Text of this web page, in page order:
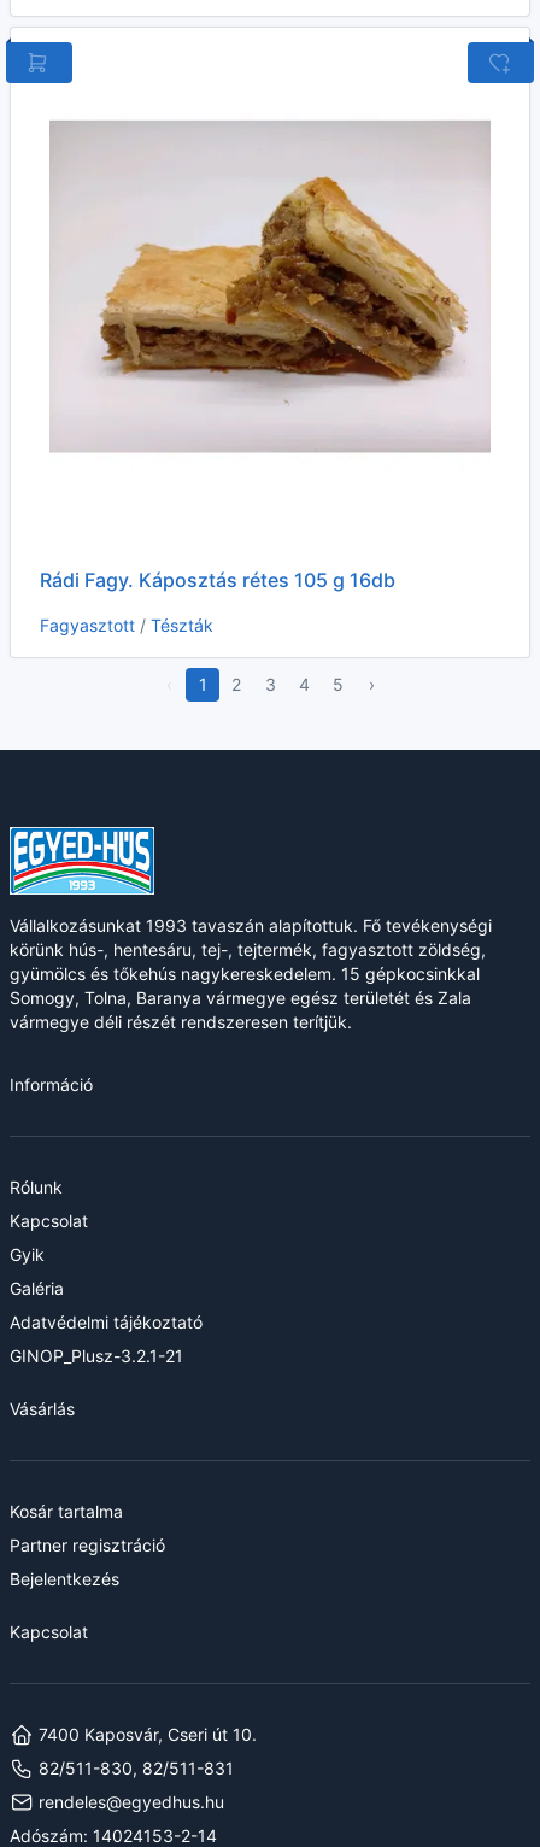
Rádi Fagy. Káposztás rétes 105 g 16db
Fagyasztott / Tészták
‹ 1 2 3 4 5 ›
Vállalkozásunkat 1993 tavaszán alapítottuk. Fő tevékenységi
körünk hús-, hentesáru, tej-, tejtermék, fagyasztott zöldség,
gyümölcs és tőkehús nagykereskedelem. 15 gépkocsinkkal
Somogy, Tolna, Baranya vármegye egész területét és Zala
vármegye déli részét rendszeresen terítjük.
Információ
Rólunk
Kapcsolat
Gyik
Galéria
Adatvédelmi tájékoztató
GINOP_Plusz-3.2.1-21
Vásárlás
Kosár tartalma
Partner regisztráció
Bejelentkezés
Kapcsolat
7400 Kaposvár, Cseri út 10.
82/511-830, 82/511-831
rendeles@egyedhus.hu
Adószám: 14024153-2-14